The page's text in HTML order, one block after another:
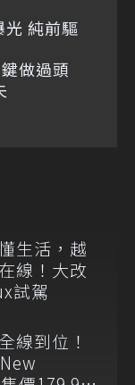
純前驅
做過頭
生活，越
線！大改
試駕
線到位！